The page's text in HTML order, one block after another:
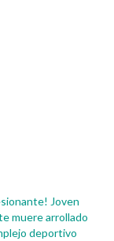
Joven
muere arrollado
deportivo